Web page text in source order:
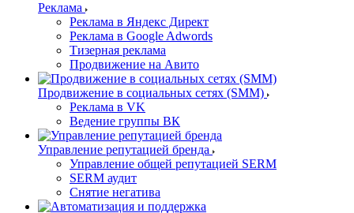
Реклама
Реклама в Яндекс Директ
Реклама в Google Adwords
Тизерная реклама
Продвижение на Авито
Продвижение в социальных сетях (SMM)
Реклама в VK
Ведение группы ВК
Управление репутацией бренда
Управление общей репутацией SERM
SERM аудит
Снятие негатива